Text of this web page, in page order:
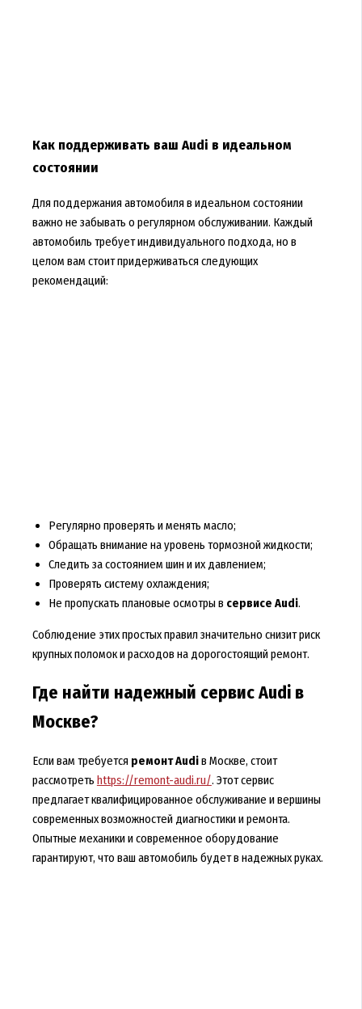
Как поддерживать ваш Audi в идеальном
состоянии
Для поддержания автомобиля в идеальном состоянии
важно не забывать о регулярном обслуживании. Каждый
автомобиль требует индивидуального подхода, но в
целом вам стоит придерживаться следующих
рекомендаций:
Регулярно проверять и менять масло;
Обращать внимание на уровень тормозной жидкости;
Следить за состоянием шин и их давлением;
Проверять систему охлаждения;
Не пропускать плановые осмотры в сервисе Audi.
Соблюдение этих простых правил значительно снизит риск
крупных поломок и расходов на дорогостоящий ремонт.
Где найти надежный сервис Audi в
Москве?
Если вам требуется ремонт Audiв Москве, стоит
рассмотреть https://remont-audi.ru/. Этот сервис
предлагает квалифицированное обслуживание и вершины
современных возможностей диагностики и ремонта.
Опытные механики и современное оборудование
гарантируют, что ваш автомобиль будет в надежных руках.